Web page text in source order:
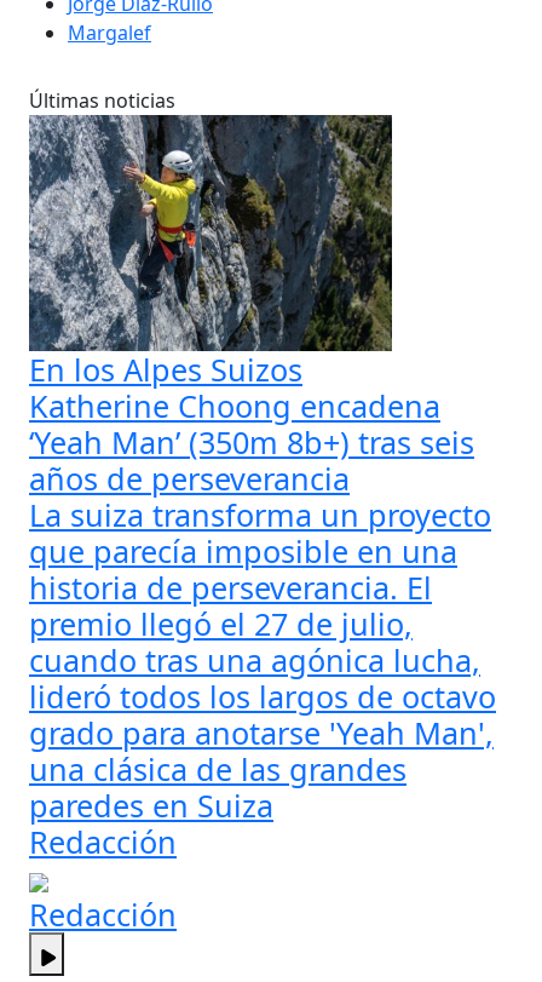
Margalef
Últimas noticias
En los Alpes Suizos
Katherine Choong encadena
‘Yeah Man’ (350m 8b+) tras seis
años de perseverancia
La suiza transforma un proyecto
que parecía imposible en una
historia de perseverancia. El
premio llegó el 27 de julio,
cuando tras una agónica lucha,
lideró todos los largos de octavo
grado para anotarse 'Yeah Man',
una clásica de las grandes
paredes en Suiza
Redacción
Redacción